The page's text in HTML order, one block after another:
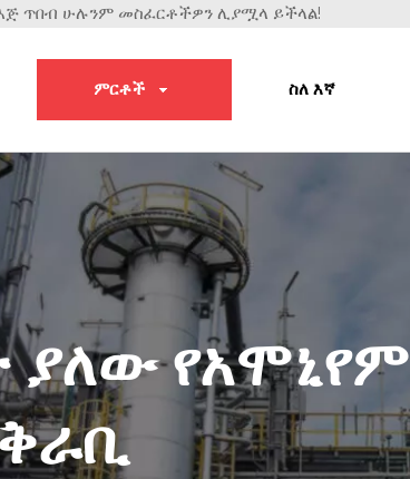
ጥበብ ሁሉንም መስፈርቶችዎን ሊያሟላ ይችላል!
ምርቶች ስለ እኛ
ያለው የአሞኒየም